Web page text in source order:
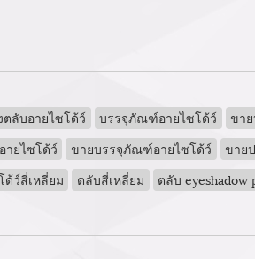
ลับอายไซโด้ว์ บรรจุภัณฑ์อายไซโด้ว์ ขา
ายไซโด้ว์ ขายบรรจุภัณฑ์อายไซโด้ว์ ขาย
ด้ว์สี่เหลี่ยม ตลับสี่เหลี่ยม ตลับ eyeshadow